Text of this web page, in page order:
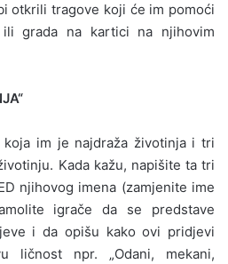
otkrili tragove koji će im pomoći
grada na kartici na njihovim
koja im je najdraža životinja i tri
Kada kažu, napišite ta tri
njihovog imena (zamjenite ime
igrače da se predstave
i da opišu kako ovi pridjevi
ličnost npr. „Odani, mekani,